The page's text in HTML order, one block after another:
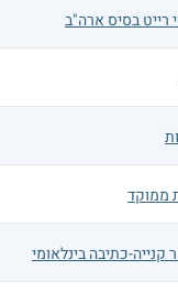
רייט בסיס ארה"ב
ממוקד
קנייה-כתיבה בינלאומי